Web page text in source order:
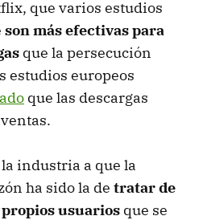
que varios estudios
son más efectivas para
que la persecución
estudios europeos
que las descargas
industria a que la
ha sido la de tratar de
usuarios que se